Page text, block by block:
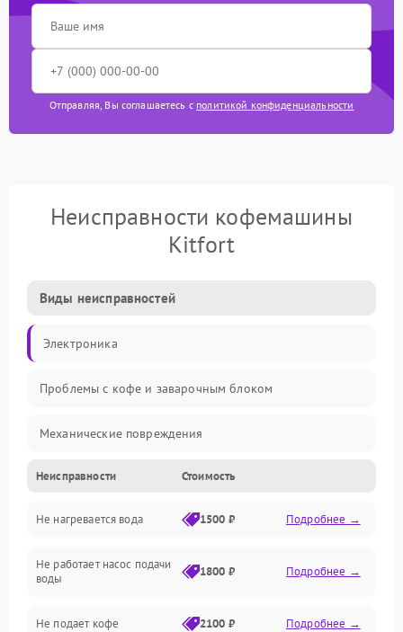
Отправляя, Вы соглашаетесь с политикой конфиденциальности
Неисправности кофемашины
Kitfort
Виды неисправностей
Электроника
Проблемы с кофе и заварочным блоком
Механические повреждения
Прочие неисправности
Включение и работа
Проблемы с водой
Проблемы с капучинатором и паром
Неисправности Стоимость
Не нагревается вода 1500 ₽ Подробнее →
Не работает насос подачи
воды
1800 ₽ Подробнее →
Не подает кофе 2100 ₽ Подробнее →